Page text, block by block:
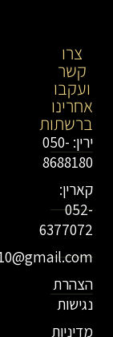
צרו
קשר
ועקבו
אחרינו
ברשתות
ירין: 050-
8688180
קארין:
052-
6377072
הצהרת
נגישות
מדיניות